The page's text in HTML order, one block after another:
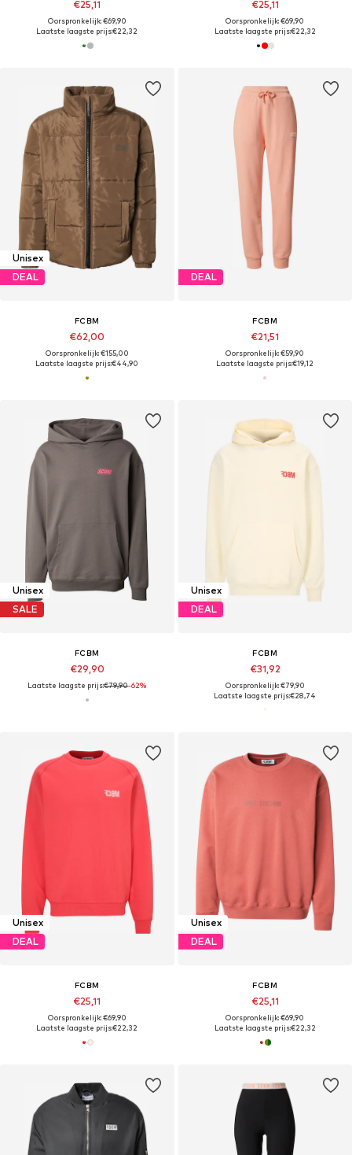
€25,11
Oorspronkelijk: €69,90
Laatste laagste prijs:€22,32
€25,11
Oorspronkelijk: €69,90
Laatste laagste prijs:€22,32
Unisex
DEAL
FCBM
€62,00
Oorspronkelijk: €155,00
Laatste laagste prijs:€44,90
DEAL
FCBM
€21,51
Oorspronkelijk: €59,90
Laatste laagste prijs:€19,12
Unisex
SALE
FCBM
€29,90
Laatste laagste prijs:€79,90-62%
Unisex
DEAL
FCBM
€31,92
Oorspronkelijk: €79,90
Laatste laagste prijs:€28,74
Unisex
DEAL
FCBM
€25,11
Oorspronkelijk: €69,90
Laatste laagste prijs:€22,32
Unisex
DEAL
FCBM
€25,11
Oorspronkelijk: €69,90
Laatste laagste prijs:€22,32